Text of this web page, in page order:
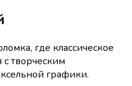
где классическое
с творческим
графики.